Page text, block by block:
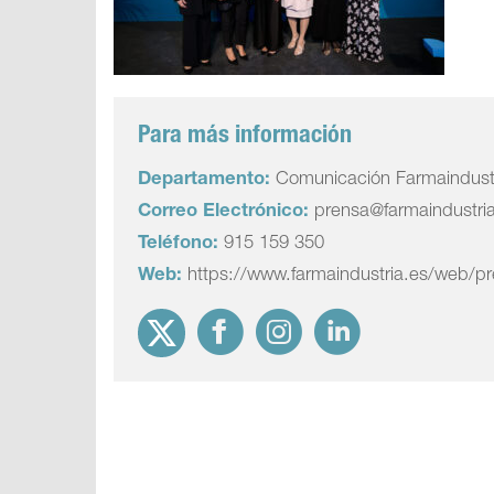
Para más información
Departamento: Comunicación
Correo Electrónico:
Teléfono: 915 159 350
Web: https://www.farmaindustria.es/web/